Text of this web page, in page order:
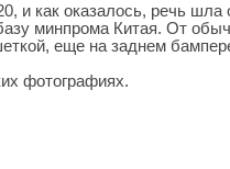
как оказалось, речь шла
минпрома Китая. От
еще на заднем
фотографиях.